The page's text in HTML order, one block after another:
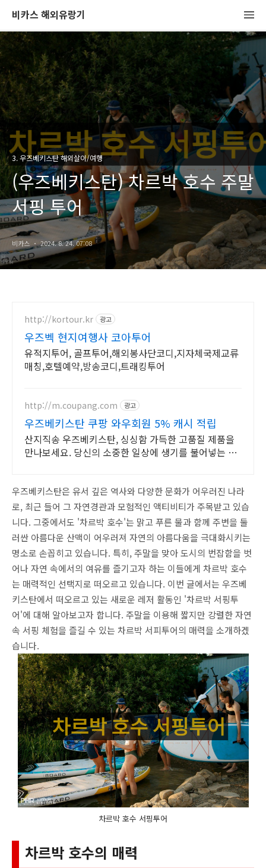
비카스 해외유랑기
3. 우즈베키스탄 해외살이/여행
(우즈베키스탄) 차르박 호수 주말
서핑 투어
비카스 2024. 8. 24. 07:08
http://kortour.kr 광고
우즈벡 현지여행사 코아투어
유적지투어, 골프투어,해외봉사단코디,지자체국제교류
매칭,호텔예약,방송코디,트래킹투어
http://m.coupang.com 광고
우즈베키스탄 쿠팡 와우회원 5% 캐시 적립
산지직송 우즈베키스탄, 싱싱함 가득한 고품질 제품을
만나보세요. 당신의 소중한 일상에 생기를 불어넣는 한
우즈베키스탄은 유서 깊은 역사와 다양한 문화가 어우러진 나라
로, 최근 들어 그 자연경관과 모험적인 액티비티가 주목받고 있습
니다. 그중에서도 '차르박 호수'는 맑고 푸른 물과 함께 주변을 둘
러싼 아름다운 산맥이 어우러져 자연의 아름다움을 극대화시키는
명소로 손꼽히고 있습니다. 특히, 주말을 맞아 도시의 번잡함을 벗
어나 자연 속에서의 여유를 즐기고자 하는 이들에게 차르박 호수
는 매력적인 선택지로 떠오르고 있습니다. 이번 글에서는 우즈베
키스탄에서 떠오르고 있는 새로운 레저 활동인 '차르박 서핑투
어'에 대해 알아보고자 합니다. 주말을 이용해 짧지만 강렬한 자연
속 서핑 체험을 즐길 수 있는 차르박 서피투어의 매력을 소개하겠
습니다.
차르박 호수 서핑투어
차르박 호수의 매력